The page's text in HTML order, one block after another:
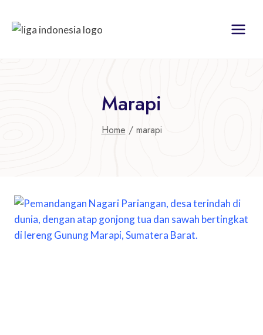
content
Marapi
Home / marapi